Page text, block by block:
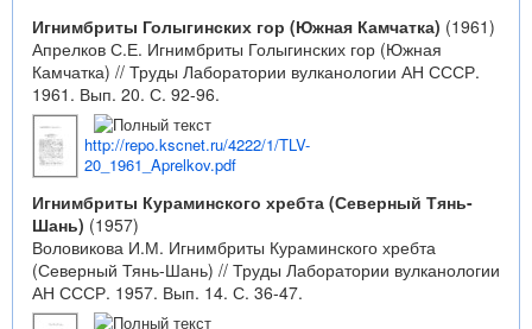
Игнимбриты Голыгинских гор (Южная Камчатка) (1961)
Апрелков С.Е. Игнимбриты Голыгинских гор (Южная
Камчатка) // Труды Лаборатории вулканологии АН СССР.
1961. Вып. 20. С. 92-96.
http://repo.kscnet.ru/4222/1/TLV-
20_1961_Aprelkov.pdf
Игнимбриты Кураминского хребта (Северный Тянь-
Шань) (1957)
Воловикова И.М. Игнимбриты Кураминского хребта
(Северный Тянь-Шань) // Труды Лаборатории вулканологии
АН СССР. 1957. Вып. 14. С. 36-47.